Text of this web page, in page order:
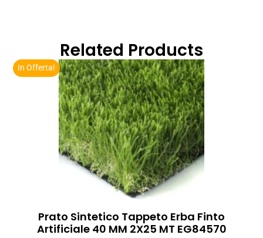
Related Products
In Offerta!
Prato Sintetico Tappeto Erba Finto
Artificiale 40 MM 2X25 MT EG84570